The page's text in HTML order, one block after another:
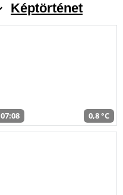
Képtörténet
07:08 0,8 °C